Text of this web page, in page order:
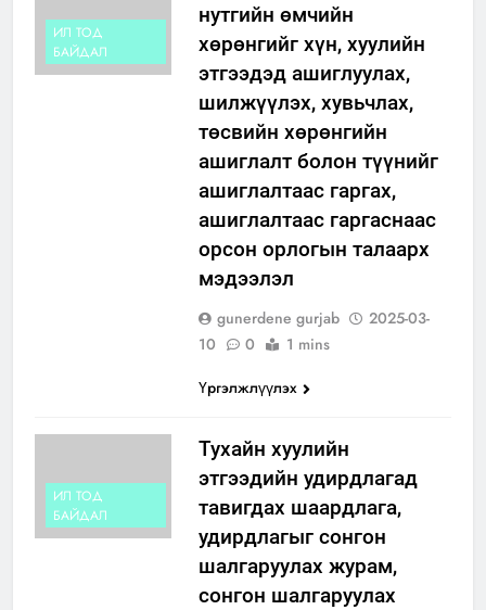
ИЛ ТОД
БАЙДАЛ
нутгийн өмчийн
хөрөнгийг хүн, хуулийн
этгээдэд ашиглуулах,
шилжүүлэх, хувьчлах,
төсвийн хөрөнгийн
ашиглалт болон түүнийг
ашиглалтаас гаргах,
ашиглалтаас гаргаснаас
орсон орлогын талаарх
мэдээлэл
gunerdene gurjab
2025-03-
10
0
1 mins
Үргэлжлүүлэх
ИЛ ТОД
БАЙДАЛ
Тухайн хуулийн
этгээдийн удирдлагад
тавигдах шаардлага,
удирдлагыг сонгон
шалгаруулах журам,
сонгон шалгаруулах